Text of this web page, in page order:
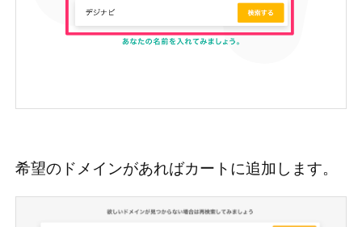
希望のドメインがあればカートに追加します。